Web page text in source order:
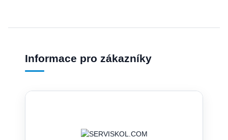
Informace pro zákazníky